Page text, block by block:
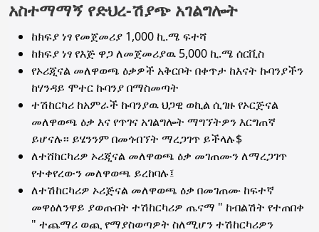
አስተማማኝ የድህረ-ሽያጭ አገልግሎት
ከክፍያ ነፃ የመጀመሪያ 1,000 ኪ.ሜ ፍተሻ
ከክፍያ ነፃ የእጅ ዋጋ ለመጀመሪያዉ 5,000 ኪ.ሜ ሰርቪስ
የኦሪጂናል መለዋወጫ ዕቃዎች አቅርቦት በቀጥታ ከእናት ኩባንያችን
ከሃንዳይ ሞተር ኩባንያ በማስመጣት
ተሽከርካሪ ከአምራች ኩባንያዉ ህጋዊ ወኪል ሲገዙ የኦርጅናል
መለዋወጫ ዕቃ እና የጥገና አገልግሎት ማግኘትዎን እርግጠኛ
ይሆናሉ፡፡ ይሄንንም በመጎብኘት ማረጋገጥ ይችላሉ$
ለተሸከርካሪዎ ኦሪጂናል መለዋወጫ ዕቃ መገጠሙን ለማረጋገጥ
የተቀየረውን መለዋወጫ ይረከባሉ፤
ለተሽከርካሪዎ ኦሪጅናል መለዋወጫ ዕቃ በመገጠሙ ከፍተኛ
መዋዕለንዋይ ያወጡበት ተሽከርካሪዎ ጤናማ " ከብልሽት የተጠበቀ
" ተጨማሪ ወጪ የማያስወጣዎት ስለሚሆን ተሽከርካሪዎን